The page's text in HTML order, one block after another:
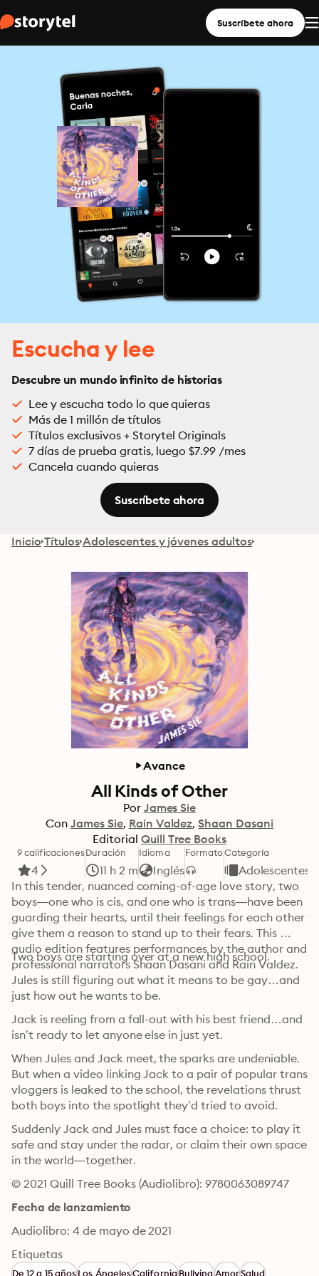
Suscríbete ahora
Escucha y lee
Descubre un mundo infinito de historias
Lee y escucha todo lo que quieras
Más de 1 millón de títulos
Títulos exclusivos + Storytel Originals
7 días de prueba gratis, luego $7.99 /mes
Cancela cuando quieras
Suscríbete ahora
Inicio Títulos Adolescentes y jóvenes adultos
Avance
All Kinds of Other
Por James Sie
Con James Sie Rain Valdez Shaan Dasani
Editorial Quill Tree Books
9 calificaciones
4
Duración
11 h 2 m
Idioma
Inglés
FormatoCategoría
Adolescentes
In this tender, nuanced coming-of-age love story, two
boys—one who is cis, and one who is trans—have been
guarding their hearts, until their feelings for each other
give them a reason to stand up to their fears. This
audio edition features performances by the author and
professional narrators Shaan Dasani and Rain Valdez.
Two boys are starting over at a new high school.
Jules is still figuring out what it means to be gay…and
just how out he wants to be.
Jack is reeling from a fall-out with his best friend…and
isn’t ready to let anyone else in just yet.
When Jules and Jack meet, the sparks are undeniable.
But when a video linking Jack to a pair of popular trans
vloggers is leaked to the school, the revelations thrust
both boys into the spotlight they’d tried to avoid.
Suddenly Jack and Jules must face a choice: to play it
safe and stay under the radar, or claim their own space
in the world—together.
© 2021 Quill Tree Books (Audiolibro): 9780063089747
Fecha de lanzamiento
Audiolibro: 4 de mayo de 2021
Etiquetas
De 12 a 15 añosLos ÁngelesCaliforniaBullyingAmorSalud